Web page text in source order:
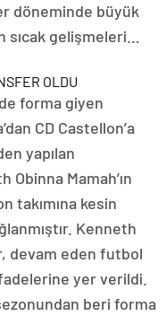
döneminde büyük
sıcak gelişmeleri…
OLDU
forma giyen
CD Castellon’a
yapılan
Obinna Mamah’ın
takımına kesin
Kenneth
devam eden futbol
yer verildi.
beri forma